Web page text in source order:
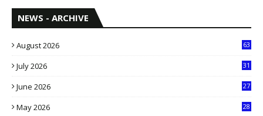
NEWS - ARCHIVE
August 2026 63
July 2026
31
June 2026
27
May 2026
28